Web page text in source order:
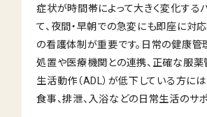
症状が時間帯によって大きく変化する
て、夜間・早朝での急変にも即座に対
の看護体制が重要です。日常の健康管
処置や医療機関との連携、正確な服薬
生活動作（ADL）が低下している方には
食事、排泄、入浴などの日常生活のサポ